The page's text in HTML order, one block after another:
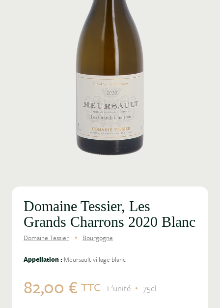
Domaine Tessier, Les
Grands Charrons 2020 Blanc
Domaine Tessier Bourgogne
Appellation : Meursault village blanc
82,00 € TTC L'unité 75cl